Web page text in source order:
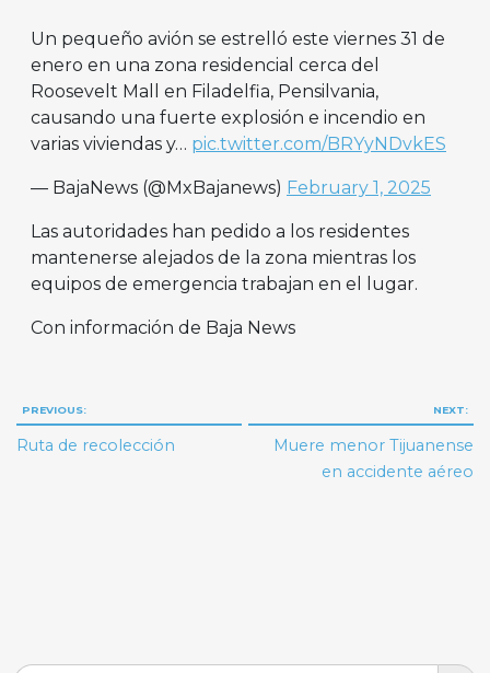
Un pequeño avión se estrelló este viernes 31 de
enero en una zona residencial cerca del
Roosevelt Mall en Filadelfia, Pensilvania,
causando una fuerte explosión e incendio en
varias viviendas y… pic.twitter.com/BRYyNDvkES
— BajaNews (@MxBajanews) February 1, 2025
Las autoridades han pedido a los residentes
mantenerse alejados de la zona mientras los
equipos de emergencia trabajan en el lugar.
Con información de Baja News
Navegación
de
PREVIOUS:
Ruta de recolección
NEXT:
Muere menor Tijuanense
en accidente aéreo
Search